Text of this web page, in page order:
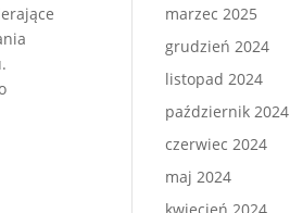
marzec 2025
grudzień 2024
listopad 2024
październik 2024
czerwiec 2024
maj 2024